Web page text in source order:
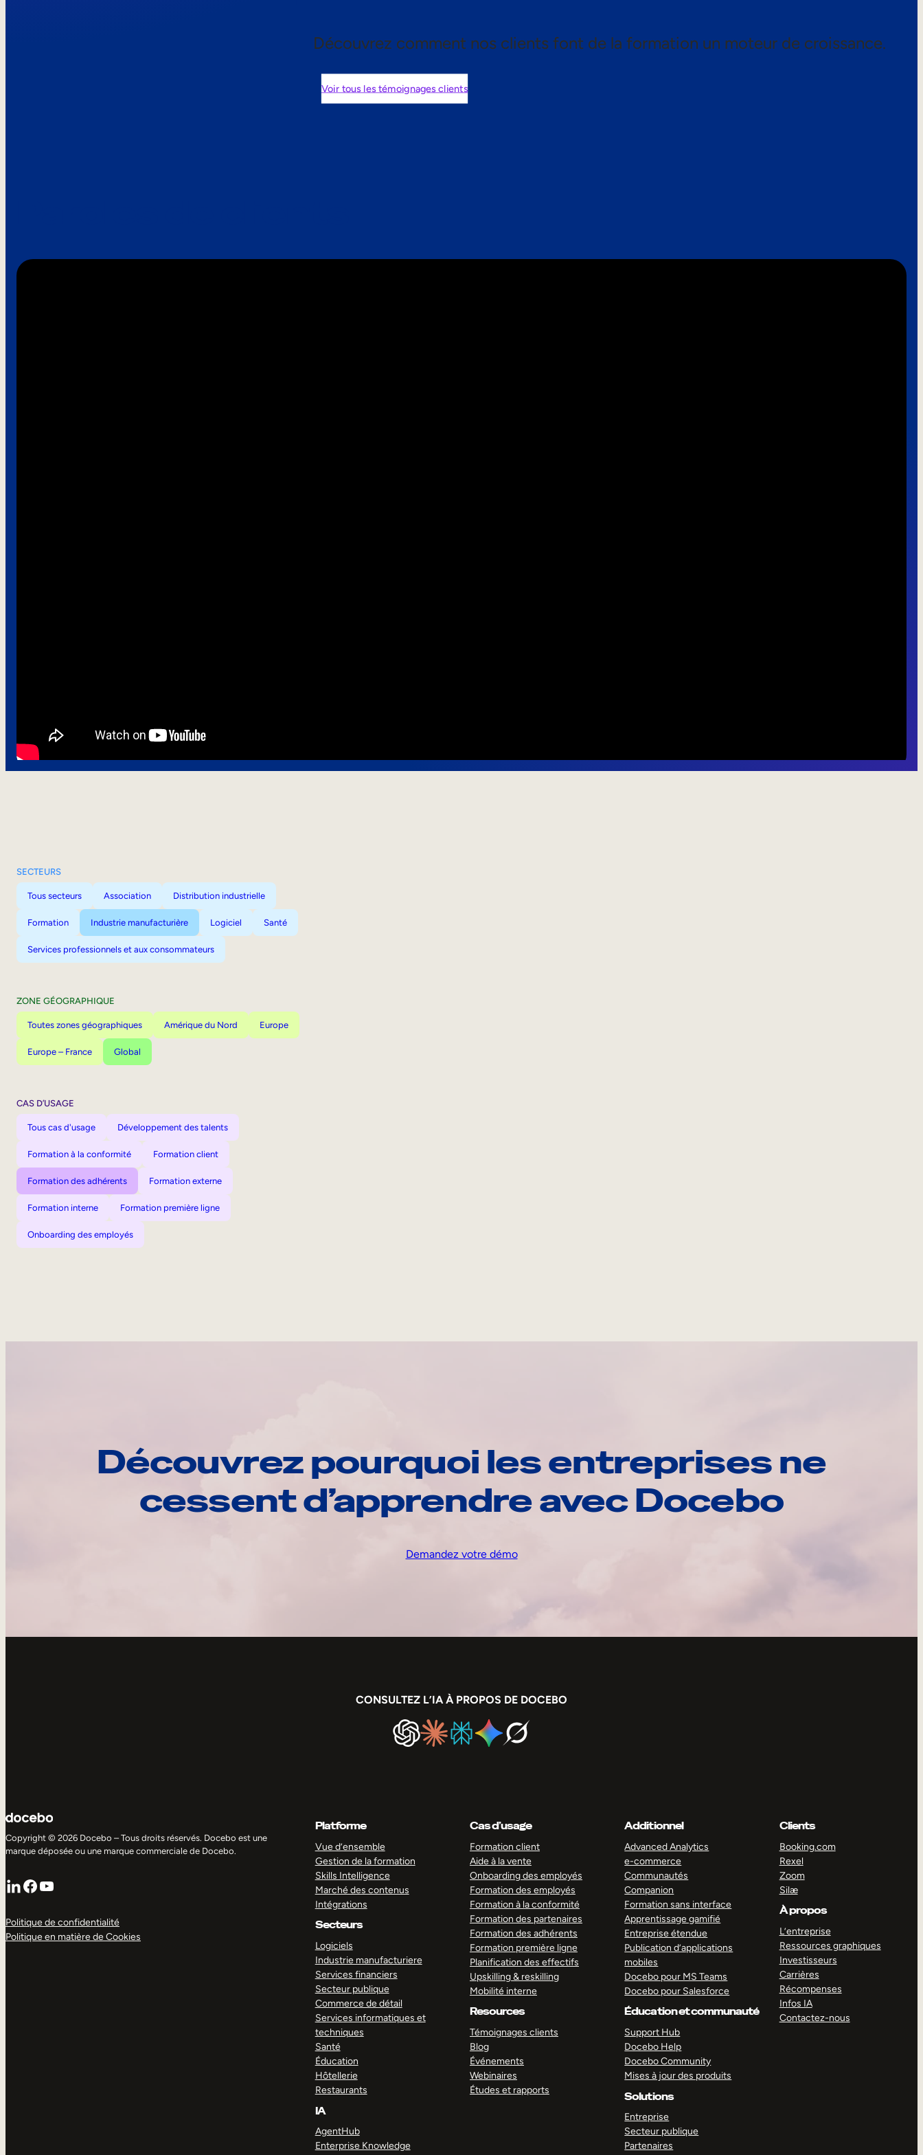
Découvrez comment nos clients font de la formation un moteur de croissance.
Voir tous les témoignages clients
SECTEURS
Tous secteurs Association Distribution industrielle
Formation Industrie manufacturière Logiciel Santé
Services professionnels et aux consommateurs
ZONE GÉOGRAPHIQUE
Toutes zones géographiques Amérique du Nord Europe
Europe – France Global
CAS D’USAGE
Tous cas d'usage Développement des talents
Formation à la conformité Formation client
Formation des adhérents Formation externe
Formation interne Formation première ligne
Onboarding des employés
Découvrez pourquoi les entreprises ne
cessent d’apprendre avec Docebo
Demandez votre démo
CONSULTEZ L’IA À PROPOS DE DOCEBO
Copyright © 2026 Docebo – Tous droits réservés. Docebo est une
marque déposée ou une marque commerciale de Docebo.
LinkedIn
Facebook
YouTube
Politique de confidentialité
Politique en matière de Cookies
Platforme
Vue d’ensemble
Gestion de la formation
Skills Intelligence
Marché des contenus
Intégrations
Secteurs
Logiciels
Industrie manufacturiere
Services financiers
Secteur publique
Commerce de détail
Services informatiques et
techniques
Santé
Éducation
Hôtellerie
Restaurants
IA
AgentHub
Enterprise Knowledge
Cas d’usage
Formation client
Aide à la vente
Onboarding des employés
Formation des employés
Formation à la conformité
Formation des partenaires
Formation des adhérents
Formation première ligne
Planification des effectifs
Upskilling & reskilling
Mobilité interne
Resources
Témoignages clients
Blog
Événements
Webinaires
Études et rapports
Additionnel
Advanced Analytics
e-commerce
Communautés
Companion
Formation sans interface
Apprentissage gamifié
Entreprise étendue
Publication d’applications
mobiles
Docebo pour MS Teams
Docebo pour Salesforce
Éducation et communauté
Support Hub
Docebo Help
Docebo Community
Mises à jour des produits
Solutions
Entreprise
Secteur publique
Partenaires
Clients
Booking.com
Rexel
Zoom
Silæ
À propos
L’entreprise
Ressources graphiques
Investisseurs
Carrières
Récompenses
Infos IA
Contactez-nous